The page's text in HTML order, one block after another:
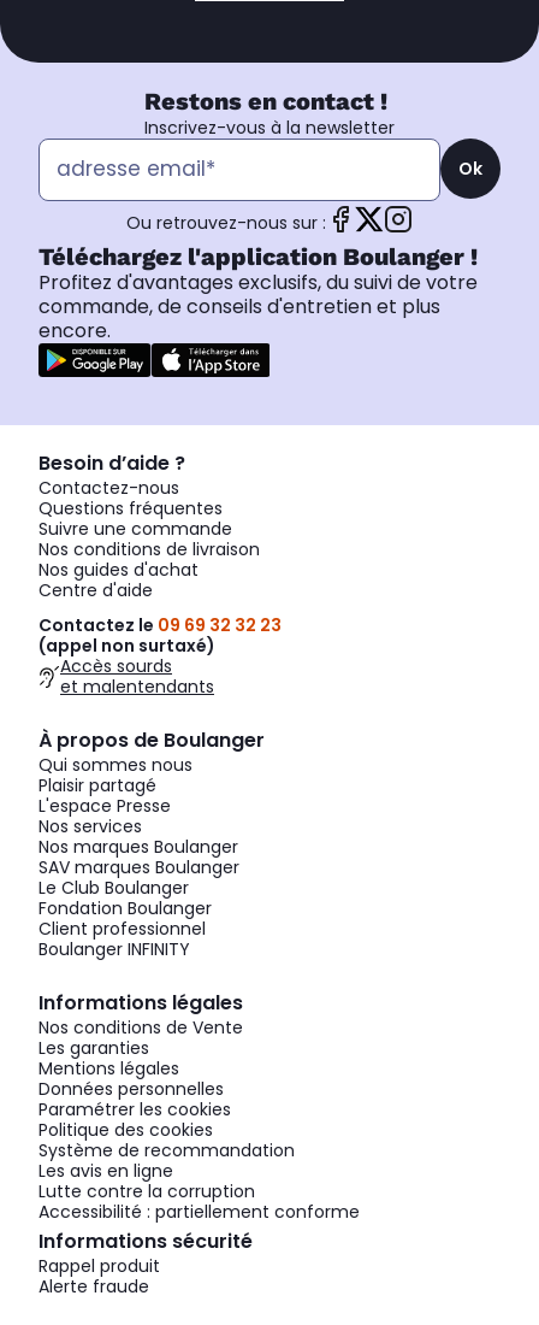
Restons en contact !
Inscrivez-vous à la newsletter
Ok
Ou retrouvez-nous sur :
Téléchargez l'application Boulanger !
Profitez d'avantages exclusifs, du suivi de votre
commande, de conseils d'entretien et plus
encore.
Besoin d’aide ?
Contactez-nous
Questions fréquentes
Suivre une commande
Nos conditions de livraison
Nos guides d'achat
Centre d'aide
Contactez le 09 69 32 32 23
(appel non surtaxé)
Accès sourds
et malentendants
À propos de Boulanger
Qui sommes nous
Plaisir partagé
L'espace Presse
Nos services
Nos marques Boulanger
SAV marques Boulanger
Le Club Boulanger
Fondation Boulanger
Client professionnel
Boulanger INFINITY
Informations légales
Nos conditions de Vente
Les garanties
Mentions légales
Données personnelles
Paramétrer les cookies
Politique des cookies
Système de recommandation
Les avis en ligne
Lutte contre la corruption
Accessibilité : partiellement conforme
Informations sécurité
Rappel produit
Alerte fraude